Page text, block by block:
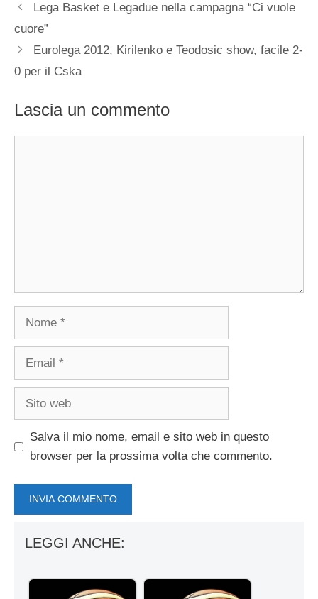
Lega Basket e Legadue nella campagna “Ci vuole
cuore”
Eurolega 2012, Kirilenko e Teodosic show, facile 2-
0 per il Cska
Lascia un commento
Nome
Email
Sito
Salva il mio nome, email e sito web in questo
browser per la prossima volta che commento.
LEGGI ANCHE: